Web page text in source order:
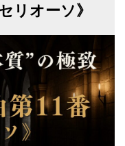
リオーソ》